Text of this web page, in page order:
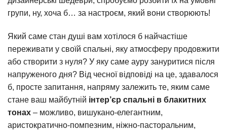
групи, ну, хоча б… за настроєм, який вони створюють!
Який саме стан душі вам хотілося б найчастіше
переживати у своїй спальні, яку атмосферу продовжити
або створити з нуля? У яку саме ауру зануритися після
напруженого дня? Від чесної відповіді на це, здавалося
б, просте запитання, напряму залежить те, яким саме
стане ваш майбутній інтер’єр спальні в блакитних
тонах – можливо, вишукано-елегантним,
аристократично-помпезним, ніжно-пасторальним,